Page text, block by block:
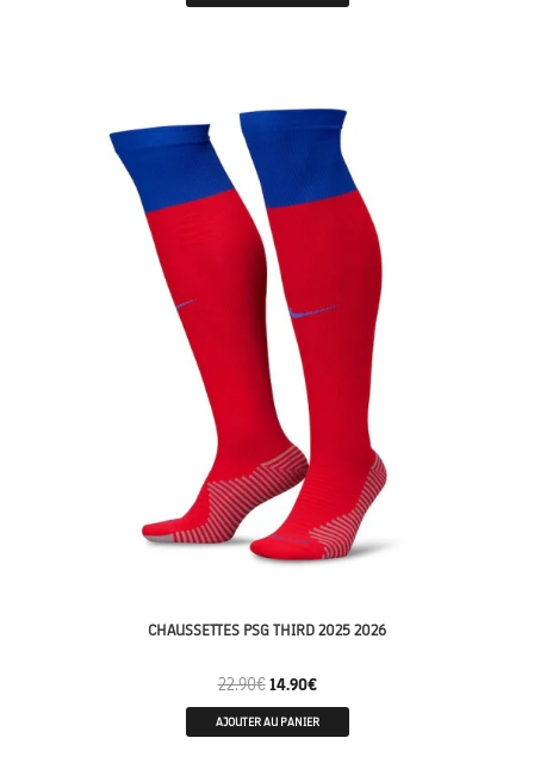
CHAUSSETTES PSG THIRD 2025 2026
22.90€ 14.90€
AJOUTER AU PANIER